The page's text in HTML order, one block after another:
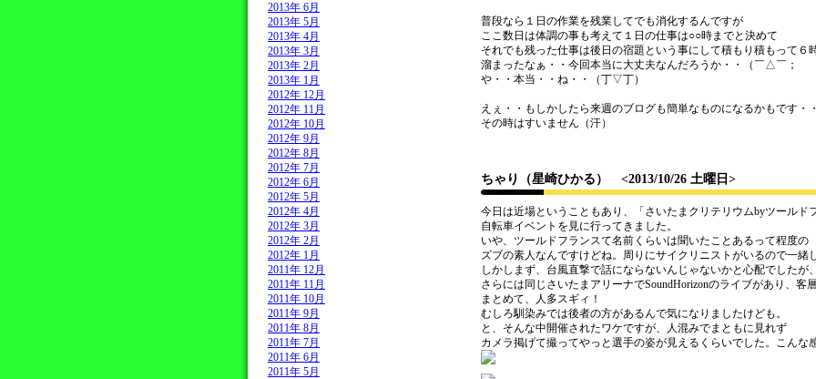
2013年 6月
2013年 5月
2013年 4月
2013年 3月
2013年 2月
2013年 1月
2012年 12月
2012年 11月
2012年 10月
2012年 9月
2012年 8月
2012年 7月
2012年 6月
2012年 5月
2012年 4月
2012年 3月
2012年 2月
2012年 1月
2011年 12月
2011年 11月
2011年 10月
2011年 9月
2011年 8月
2011年 7月
2011年 6月
2011年 5月
普段なら１日の作業を残業してでも消化するんですが
ここ数日は体調の事も考えて１日の仕事は○○時までと決めて
それでも残った仕事は後日の宿題という事にして積もり積もって６
溜まったなぁ・・今回本当に大丈夫なんだろうか・・（￣△￣；
や・・本当・・ね・・（丁▽丁）
えぇ・・もしかしたら来週のブログも簡単なものになるかもです・
その時はすいません（汗）
ちゃり（星崎ひかる） <2013/10/26 土曜日>
今日は近場ということもあり、「さいたまクリテリウムbyツールド
自転車イベントを見に行ってきました。
いや、ツールドフランスて名前くらいは聞いたことあるって程度の
ズブの素人なんですけどね。周りにサイクリニストがいるので一緒
しかしまず、台風直撃で話にならないんじゃないかと心配でしたが
さらには同じさいたまアリーナでSoundHorizonのライブがあり、客
まとめて、人多スギィ！
むしろ馴染みでは後者の方があるんで気になりましたけども。
と、そんな中開催されたワケですが、人混みでまともに見れず
カメラ掲げて撮ってやっと選手の姿が見えるくらいでした。こんな